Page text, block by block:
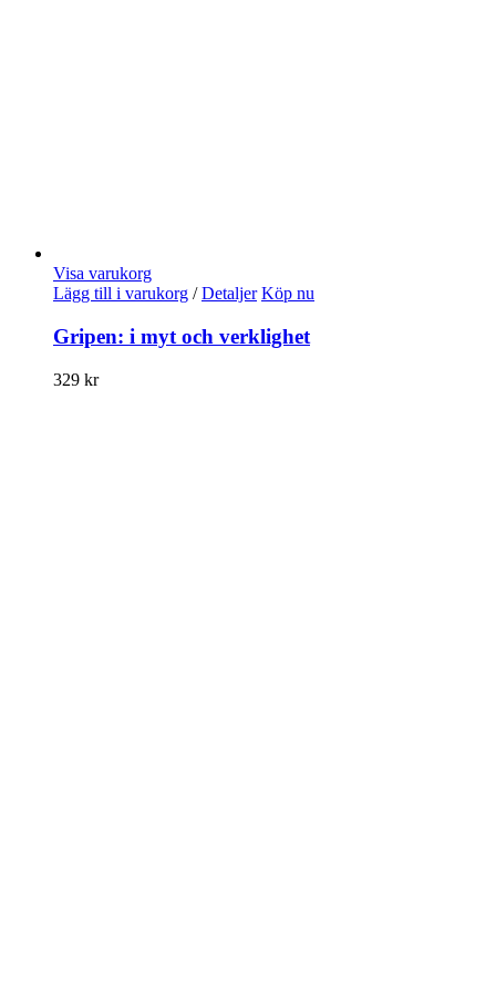
Visa varukorg
Lägg till i varukorg / Detaljer Köp nu
Gripen: i myt och verklighet
329 kr